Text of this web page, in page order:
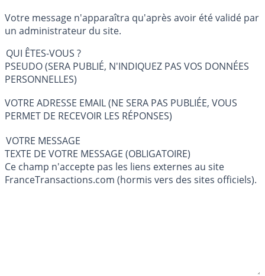
Votre message n'apparaîtra qu'après avoir été validé par
un administrateur du site.
QUI ÊTES-VOUS ?
PSEUDO (SERA PUBLIÉ, N'INDIQUEZ PAS VOS DONNÉES
PERSONNELLES)
VOTRE ADRESSE EMAIL (NE SERA PAS PUBLIÉE, VOUS
PERMET DE RECEVOIR LES RÉPONSES)
VOTRE MESSAGE
TEXTE DE VOTRE MESSAGE (OBLIGATOIRE)
Ce champ n'accepte pas les liens externes au site
FranceTransactions.com (hormis vers des sites officiels).